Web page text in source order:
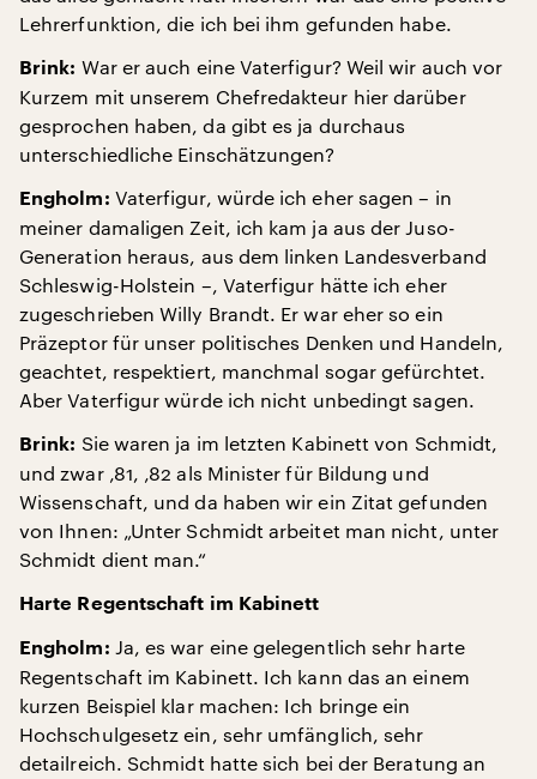
Lehrerfunktion, die ich bei ihm gefunden habe.
Brink: War er auch eine Vaterfigur? Weil wir auch vor
Kurzem mit unserem Chefredakteur hier darüber
gesprochen haben, da gibt es ja durchaus
unterschiedliche Einschätzungen?
Engholm: Vaterfigur, würde ich eher sagen – in
meiner damaligen Zeit, ich kam ja aus der Juso-
Generation heraus, aus dem linken Landesverband
Schleswig-Holstein –, Vaterfigur hätte ich eher
zugeschrieben Willy Brandt. Er war eher so ein
Präzeptor für unser politisches Denken und Handeln,
geachtet, respektiert, manchmal sogar gefürchtet.
Aber Vaterfigur würde ich nicht unbedingt sagen.
Brink: Sie waren ja im letzten Kabinett von Schmidt,
und zwar ‚81, ‚82 als Minister für Bildung und
Wissenschaft, und da haben wir ein Zitat gefunden
von Ihnen: „Unter Schmidt arbeitet man nicht, unter
Schmidt dient man.“
Harte Regentschaft im Kabinett
Engholm: Ja, es war eine gelegentlich sehr harte
Regentschaft im Kabinett. Ich kann das an einem
kurzen Beispiel klar machen: Ich bringe ein
Hochschulgesetz ein, sehr umfänglich, sehr
detailreich. Schmidt hatte sich bei der Beratung an